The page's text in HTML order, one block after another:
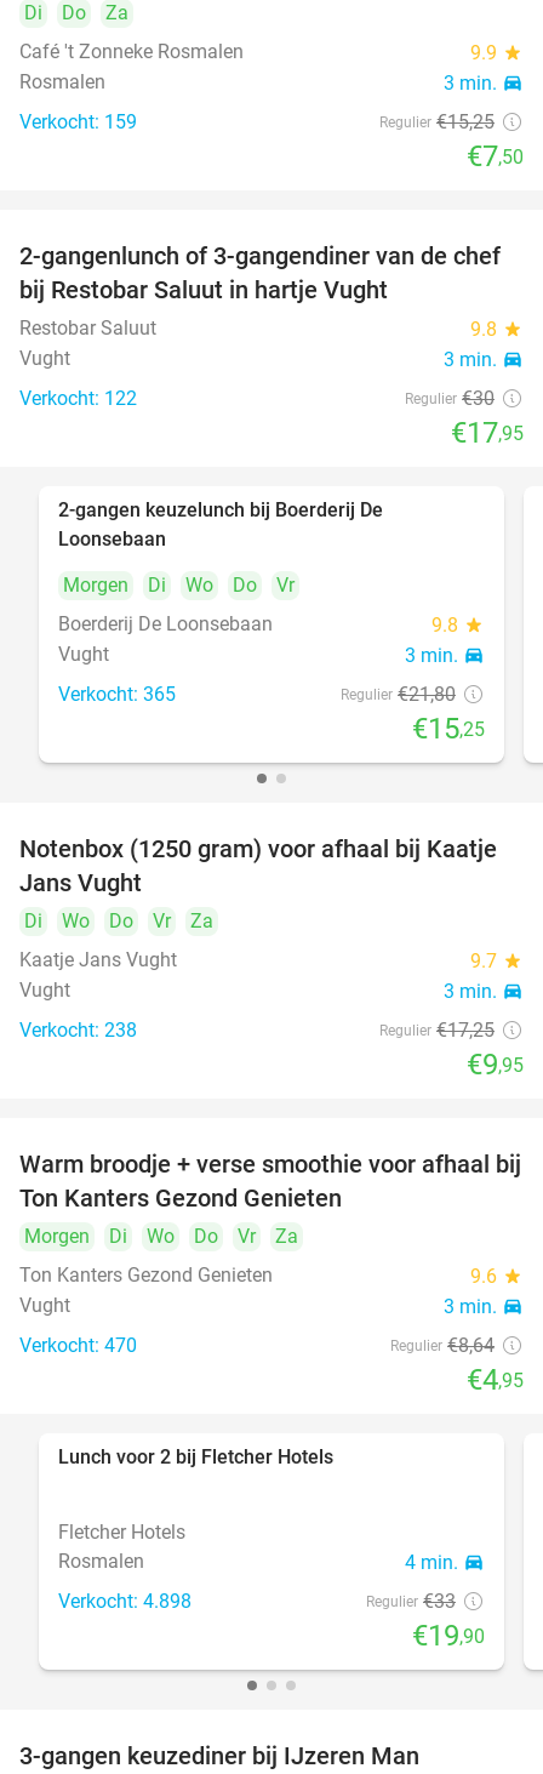
Di Do
Za
Café 't Zonneke Rosmalen
9.9 star
Rosmalen 3 min. directions_car
Verkocht: 159 Regulier €15,25
€7,50
40%
2-gangenlunch of 3-gangendiner van de chef
bij Restobar Saluut in hartje Vught
Restobar Saluut 9.8 star
Vught 3 min. directions_car
Verkocht: 122 Regulier €30
€17,95
2-gangen keuzelunch bij Boerderij De
Loonsebaan
Morgen
Di Wo Do
Vr
Boerderij De Loonsebaan
9.8 star
Vught 3 min. directions_car
Verkocht: 365 Regulier €21,80
€15,25
42%
Notenbox (1250 gram) voor afhaal bij Kaatje
Jans Vught
Di Wo Do Vr
Za
Kaatje Jans Vught
9.7 star
Vught 3 min. directions_car
Verkocht: 238 Regulier €17,25
€9,95
43%
Warm broodje + verse smoothie voor afhaal bij
Ton Kanters Gezond Genieten
Morgen Di Wo Do Vr
Za
Ton Kanters Gezond Genieten
9.6 star
Vught 3 min. directions_car
Verkocht: 470 Regulier €8,64
€4,95
Lunch voor 2 bij Fletcher Hotels
Fletcher Hotels
Rosmalen
4 min. directions_car
Verkocht: 4.898 Regulier €33
€19,90
3-gangen keuzediner bij IJzeren Man